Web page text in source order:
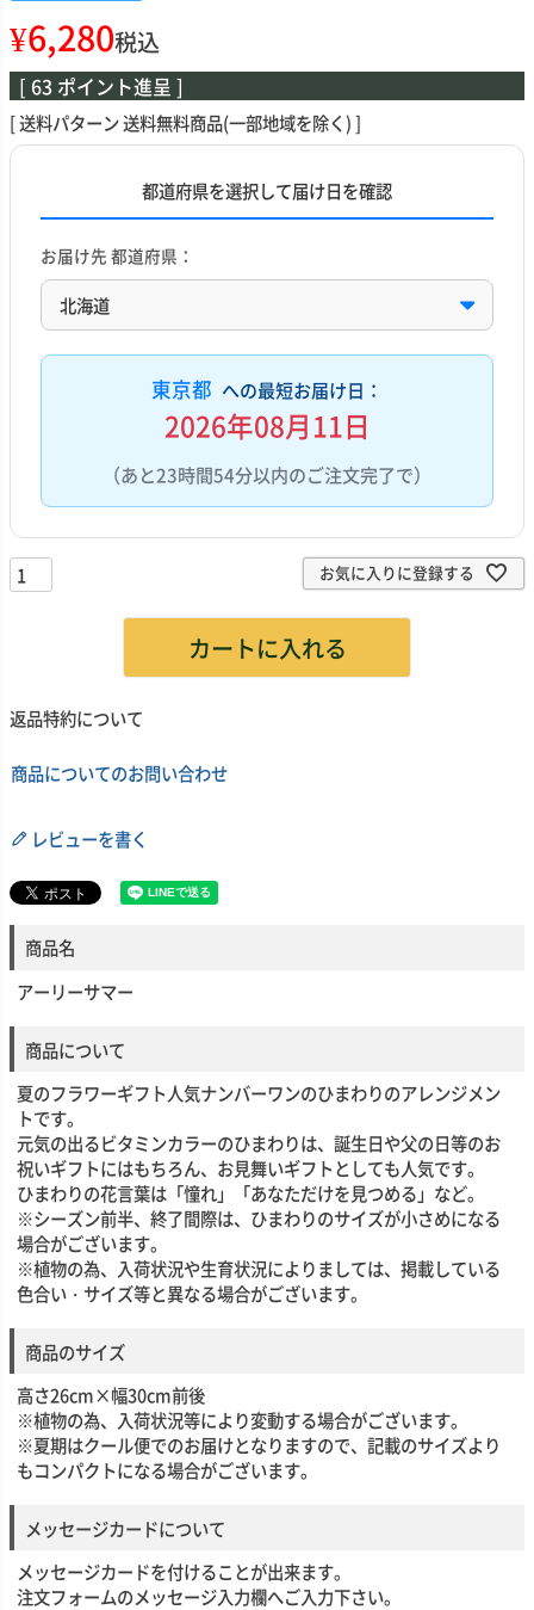
¥6,280税込
[ 63 ポイント進呈 ]
送料パターン送料無料商品(一部地域を除く)
都道府県を選択して届け日を確認
お届け先 都道府県：
東京都 への最短お届け日：
2026年08月11日
（あと23時間54分以内のご注文完了で）
お気に入りに登録する
カートに入れる
返品特約について
商品についてのお問い合わせ
レビューを書く
商品名
アーリーサマー
商品について
夏のフラワーギフト人気ナンバーワンのひまわりのアレンジメン
トです。
元気の出るビタミンカラーのひまわりは、誕生日や父の日等のお
祝いギフトにはもちろん、お見舞いギフトとしても人気です。
ひまわりの花言葉は「憧れ」「あなただけを見つめる」など。
※シーズン前半、終了間際は、ひまわりのサイズが小さめになる
場合がございます。
※植物の為、入荷状況や生育状況によりましては、掲載している
色合い・サイズ等と異なる場合がございます。
商品のサイズ
高さ26cm×幅30cm前後
※植物の為、入荷状況等により変動する場合がございます。
※夏期はクール便でのお届けとなりますので、記載のサイズより
もコンパクトになる場合がございます。
メッセージカードについて
メッセージカードを付けることが出来ます。
注文フォームのメッセージ入力欄へご入力下さい。